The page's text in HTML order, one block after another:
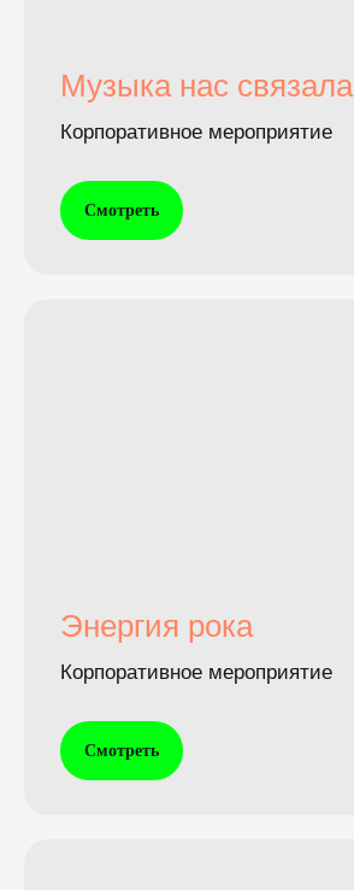
Музыка нас связала
Корпоративное мероприятие
Смотреть
Энергия рока
Корпоративное мероприятие
Смотреть